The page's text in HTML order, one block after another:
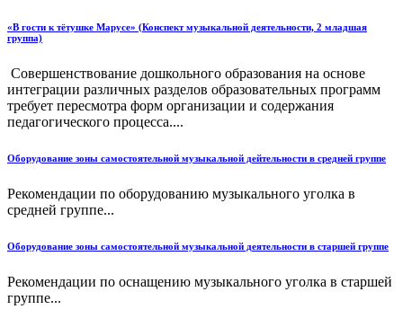
«В гости к тётушке Марусе» (Конспект музыкальной деятельности, 2 младшая
группа)
Совершенствование дошкольного образования на основе
интеграции различных разделов образовательных программ
требует пересмотра форм организации и содержания
педагогического процесса....
Оборудование зоны самостоятельной музыкальной дейтельности в средней группе
Рекомендации по оборудованию музыкального уголка в
средней группе...
Оборудование зоны самостоятельной музыкальной деятельности в старшей группе
Рекомендации по оснащению музыкального уголка в старшей
группе...